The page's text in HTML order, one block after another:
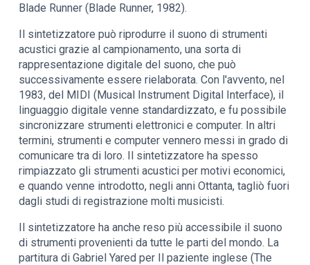
Blade Runner (Blade Runner, 1982).
Il sintetizzatore può riprodurre il suono di strumenti
acustici grazie al campionamento, una sorta di
rappresentazione digitale del suono, che può
successivamente essere rielaborata. Con l'avvento, nel
1983, del MIDI (Musical Instrument Digital Interface), il
linguaggio digitale venne standardizzato, e fu possibile
sincronizzare strumenti elettronici e computer. In altri
termini, strumenti e computer vennero messi in grado di
comunicare tra di loro. Il sintetizzatore ha spesso
rimpiazzato gli strumenti acustici per motivi economici,
e quando venne introdotto, negli anni Ottanta, tagliò fuori
dagli studi di registrazione molti musicisti.
Il sintetizzatore ha anche reso più accessibile il suono
di strumenti provenienti da tutte le parti del mondo. La
partitura di Gabriel Yared per Il paziente inglese (The